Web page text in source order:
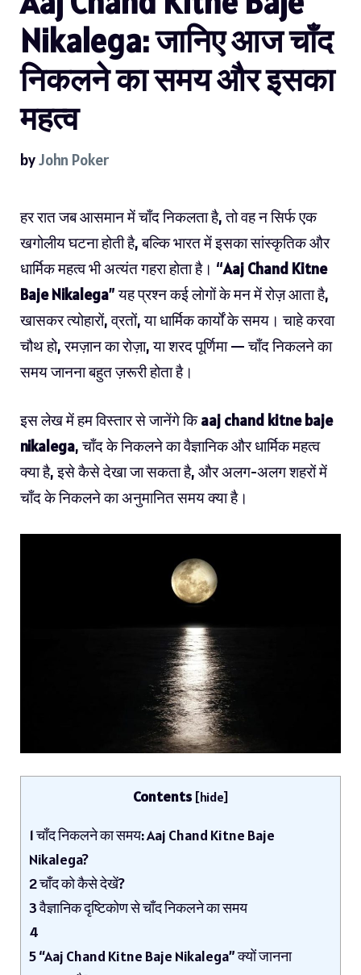
Nikalega: जानिए आज चाँद
निकलने का समय और इसका
महत्व
byJohn Poker
हर रात जब आसमान मेंचाँद निकलताहै, तो वह न सिर्फ एक
खगोलीय घटना होती है, बल्कि भारत में इसका सांस्कृतिक और
धार्मिक महत्व भी अत्यंत गहरा होता है। “Aaj Chand Kitne
Baje Nikalega” यह प्रश्न कई लोगों के मन में रोज़ आता है,
खासकर त्योहारों, व्रतों, या धार्मिक कार्यों के समय। चाहे करवा
चौथ हो, रमज़ान का रोज़ा, या शरद पूर्णिमा — चाँद निकलने का
समय जानना बहुत ज़रूरी होता है।
इस लेख में हम विस्तार से जानेंगे किaaj chand kitne baje
nikalega, चाँद के निकलने का वैज्ञानिक और धार्मिक महत्व
क्या है, इसे कैसे देखा जा सकता है, और अलग-अलग शहरों में
चाँद के निकलने का अनुमानित समय क्या है।
Contents [hide]
1चाँद निकलने का समय: Aaj Chand Kitne Baje
Nikalega?
2चाँद को कैसे देखें?
3वैज्ञानिक दृष्टिकोण से चाँद निकलने का समय
4
5“Aaj Chand Kitne Baje Nikalega” क्यों जानना